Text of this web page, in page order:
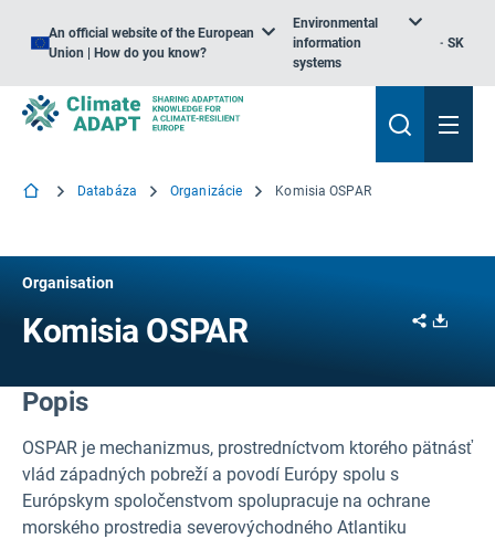
An official website of the European
Union | How do you know?
Environmental
information
systems
SK
Databáza Organizácie Komisia OSPAR
Organisation
Komisia OSPAR Share
Popis
OSPAR je mechanizmus, prostredníctvom ktorého pätnásť
vlád západných pobreží a povodí Európy spolu s
Európskym spoločenstvom spolupracuje na ochrane
morského prostredia severovýchodného Atlantiku